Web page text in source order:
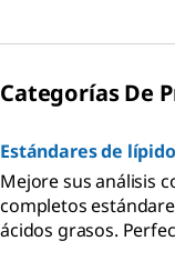
Categorías De
Estándares de
Mejore sus análisis
completos
ácidos grasos.